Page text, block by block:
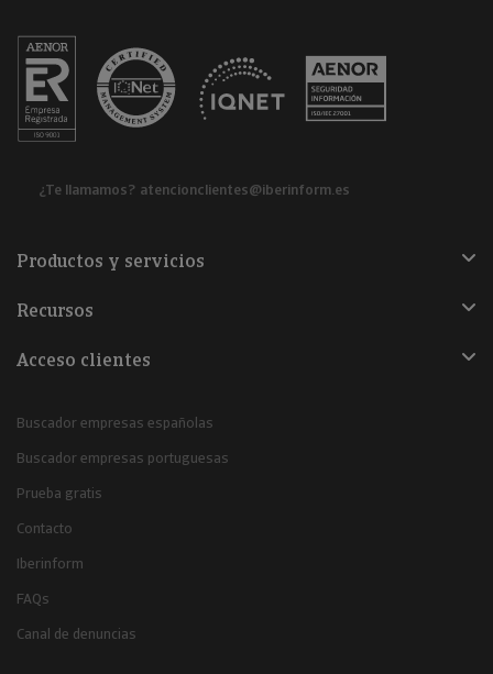
¿Te llamamos? atencionclientes@iberinform.es
Productos y servicios
Recursos
Acceso clientes
Buscador empresas españolas
Buscador empresas portuguesas
Prueba gratis
Contacto
Iberinform
FAQs
Canal de denuncias